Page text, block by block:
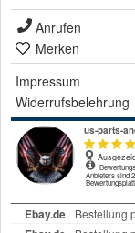
Anrufen
Merken
Impressum
Widerrufsbelehrung